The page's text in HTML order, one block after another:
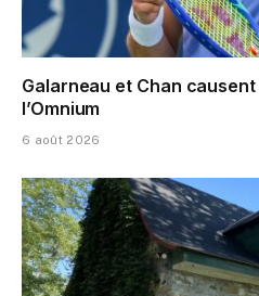
Galarneau et Chan
l’Omnium
6 août 2026